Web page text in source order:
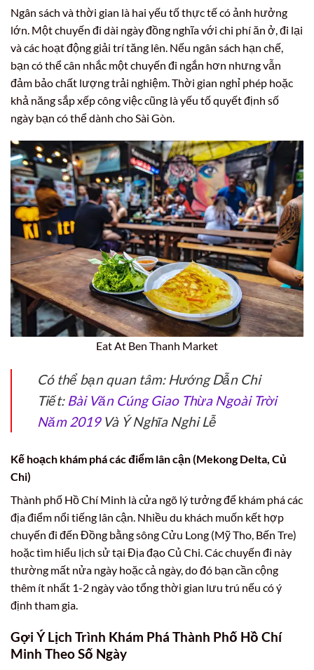
Ngân sách và thời gian là hai yếu tố thực tế có ảnh hưởng
lớn. Một chuyến đi dài ngày đồng nghĩa với chi phí ăn ở, đi lại
và các hoạt động giải trí tăng lên. Nếu ngân sách hạn chế,
bạn có thể cân nhắc một chuyến đi ngắn hơn nhưng vẫn
đảm bảo chất lượng trải nghiệm. Thời gian nghỉ phép hoặc
khả năng sắp xếp công việc cũng là yếu tố quyết định số
ngày bạn có thể dành cho Sài Gòn.
Eat At Ben Thanh Market
Có thể bạn quan tâm: Hướng Dẫn Chi
Tiết: Bài Văn Cúng Giao Thừa Ngoài Trời
Năm 2019Và Ý Nghĩa Nghi Lễ
Kế hoạch khám phá các điểm lân cận (Mekong Delta, Củ
Chi)
Thành phố Hồ Chí Minh là cửa ngõ lý tưởng để khám phá các
địa điểm nổi tiếng lân cận. Nhiều du khách muốn kết hợp
chuyến đi đến Đồng bằng sông Cửu Long (Mỹ Tho, Bến Tre)
hoặc tìm hiểu lịch sử tại Địa đạo Củ Chi. Các chuyến đi này
thường mất nửa ngày hoặc cả ngày, do đó bạn cần cộng
thêm ít nhất 1-2 ngày vào tổng thời gian lưu trú nếu có ý
định tham gia.
Gợi Ý Lịch Trình Khám Phá Thành Phố Hồ Chí
Minh Theo Số Ngày